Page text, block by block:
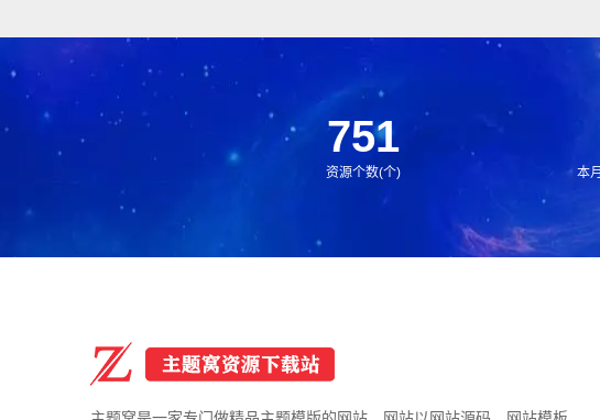
751
资源个数(个) 本